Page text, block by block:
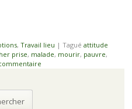
, Travail lieu | Tagué attitude
prise, malade, mourir, pauvre,